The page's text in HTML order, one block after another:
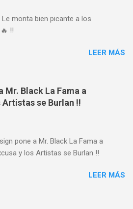
Le monta bien picante a los
!!
LEER MÁS
Mr. Black La Fama a
se Burlan !!
pone a Mr. Black La Fama a
y los Artistas se Burlan !!
LEER MÁS